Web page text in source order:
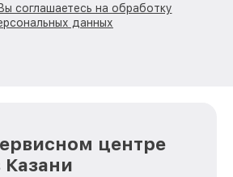
соглашаетесь на обработку
данных
центре
Казани